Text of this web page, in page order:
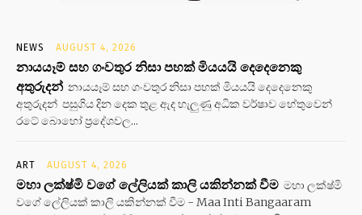
NEWS AUGUST 4, 2026
නායයෑම් සහ ගංවතුර නිසා පහක් මියයයි දෙදෙනෙකු
අතුරුදන් නායයෑම් සහ ගංවතුර නිසා පහක් මියයයි දෙදෙනෙකු
අතුරුදන් පසුගිය දින දෙක තුළ ඇද හැලුණු අධික වර්ෂාව හේතුවෙන්
රටේ බොහෝ ප්‍රදේශවල...
ART AUGUST 4, 2026
මහා ලක්ෂ්මි වගේ ලේලියක් කාලි යකින්නක් වීම මහා ලක්ෂ්මි
වගේ ලේලියක් කාලි යකින්නක් වීම - Maa Inti Bangaaram